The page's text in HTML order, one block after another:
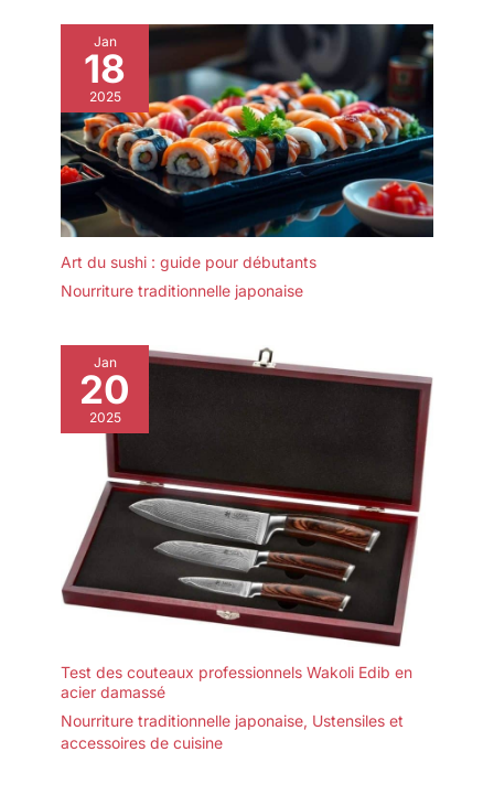
Jan
18
2025
Art du sushi : guide pour débutants
Nourriture traditionnelle japonaise
Jan
20
2025
Test des couteaux professionnels Wakoli Edib en
acier damassé
Nourriture traditionnelle japonaise, Ustensiles et
accessoires de cuisine